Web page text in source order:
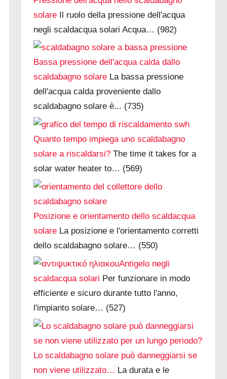
solare Il ruolo della pressione dell'acqua
negli scaldacqua solari Acqua… (982)
Bassa pressione dell'acqua calda dallo
scaldabagno solare La bassa pressione
dell'acqua calda proveniente dallo
scaldabagno solare è... (735)
Quanto tempo impiega uno scaldabagno
solare a riscaldarsi? The time it takes for a
solar water heater to… (569)
Posizione e orientamento dello scaldacqua
solare La posizione e l'orientamento corretti
dello scaldabagno solare… (550)
Antigelo negli
scaldacqua solari Per funzionare in modo
efficiente e sicuro durante tutto l'anno,
l'impianto solare… (527)
Lo scaldabagno solare può danneggiarsi se
non viene utilizzato… La durata e le